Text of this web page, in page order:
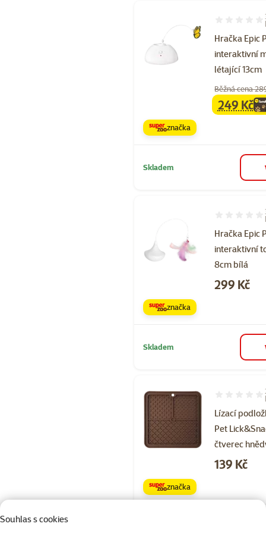
Souhlas s cookies
Hračka Epic
interaktivní
létající 13cm
Hodnocení
Běžná cena
family
249 Kč
značka
Skladem
Hračka Epic
interaktivní
8cm bílá
Hodnocení
Cena
299 Kč
značka
Skladem
Lízací
Pet
čtverec
Hodnocení
Cena
139 Kč
značka